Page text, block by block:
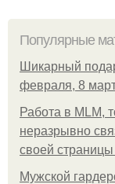
Популярные
Шикарный
февраля, 8
Работа в MLM,
неразрывно
своей страницы
Мужской